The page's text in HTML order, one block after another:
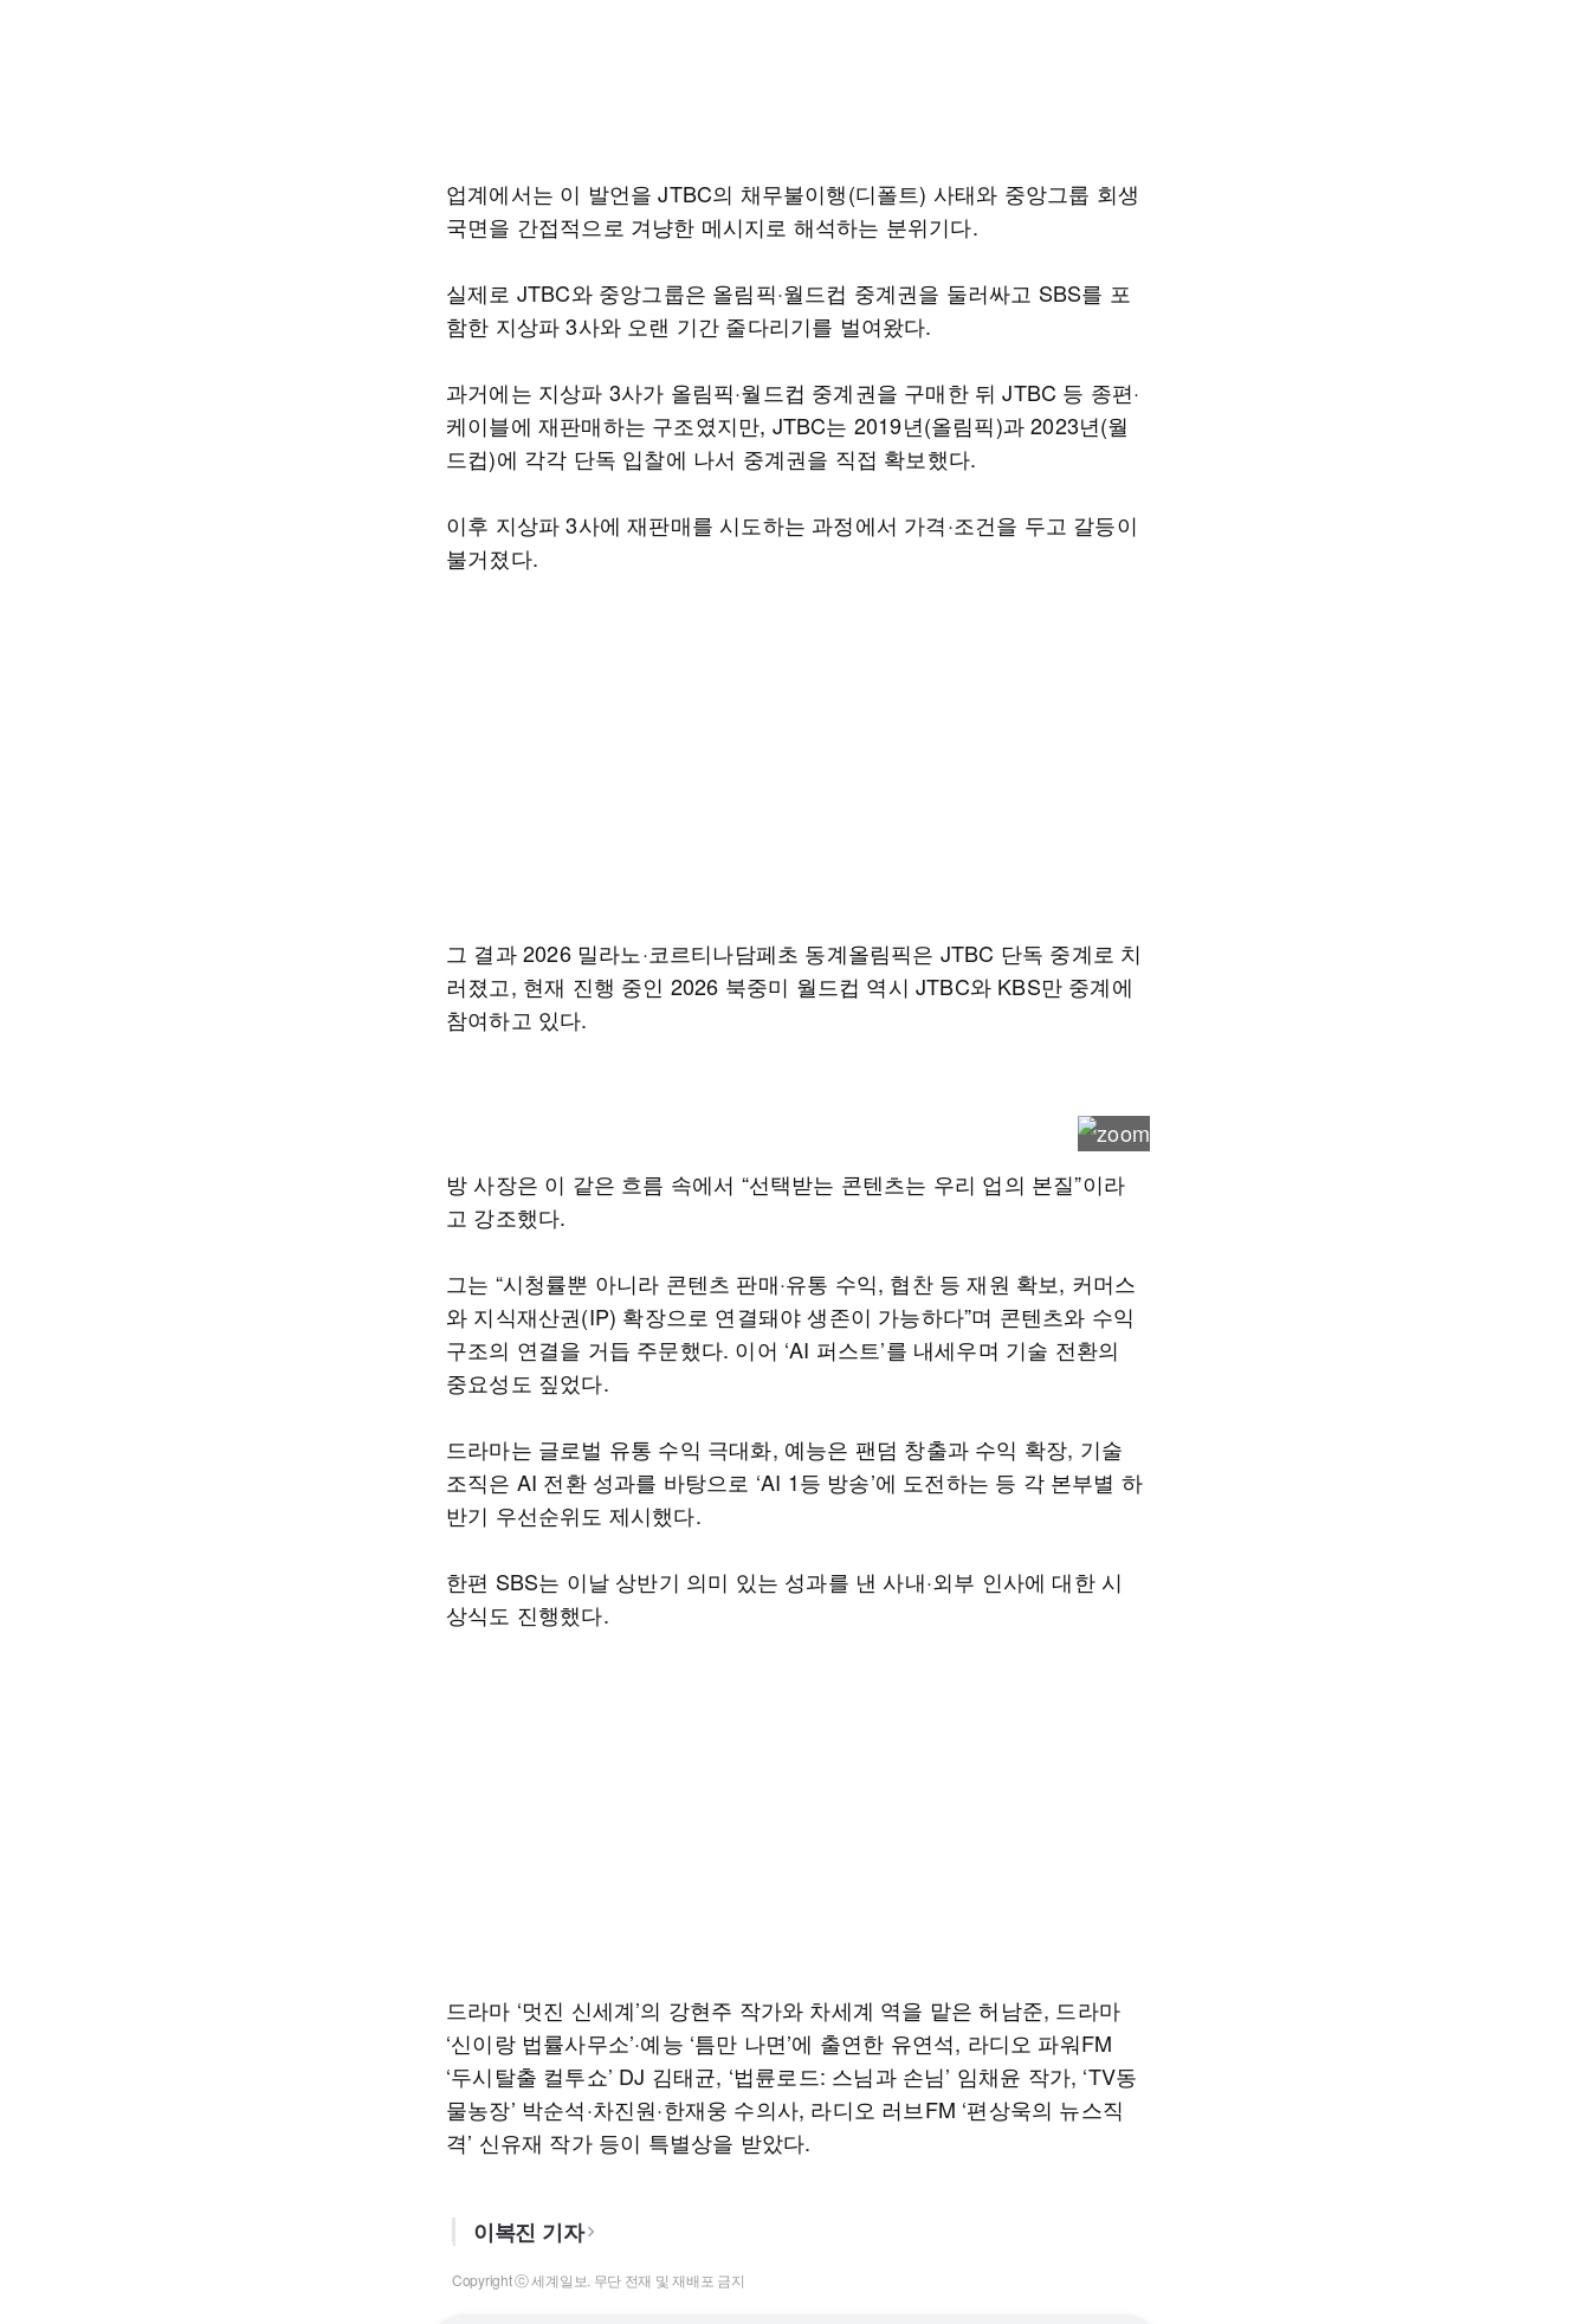
업계에서는 이 발언을 JTBC의 채무불이행(디폴트) 사태와 중앙그룹 회생
국면을 간접적으로 겨냥한 메시지로 해석하는 분위기다.
실제로 JTBC와 중앙그룹은 올림픽·월드컵 중계권을 둘러싸고 SBS를 포
함한 지상파 3사와 오랜 기간 줄다리기를 벌여왔다.
과거에는 지상파 3사가 올림픽·월드컵 중계권을 구매한 뒤 JTBC 등 종편·
케이블에 재판매하는 구조였지만, JTBC는 2019년(올림픽)과 2023년(월
드컵)에 각각 단독 입찰에 나서 중계권을 직접 확보했다.
이후 지상파 3사에 재판매를 시도하는 과정에서 가격·조건을 두고 갈등이
불거졌다.
그 결과 2026 밀라노·코르티나담페초 동계올림픽은 JTBC 단독 중계로 치
러졌고, 현재 진행 중인 2026 북중미 월드컵 역시 JTBC와 KBS만 중계에
참여하고 있다.
방 사장은 이 같은 흐름 속에서 “선택받는 콘텐츠는 우리 업의 본질”이라
고 강조했다.
그는 “시청률뿐 아니라 콘텐츠 판매·유통 수익, 협찬 등 재원 확보, 커머스
와 지식재산권(IP) 확장으로 연결돼야 생존이 가능하다”며 콘텐츠와 수익
구조의 연결을 거듭 주문했다. 이어 ‘AI 퍼스트’를 내세우며 기술 전환의
중요성도 짚었다.
드라마는 글로벌 유통 수익 극대화, 예능은 팬덤 창출과 수익 확장, 기술
조직은 AI 전환 성과를 바탕으로 ‘AI 1등 방송’에 도전하는 등 각 본부별 하
반기 우선순위도 제시했다.
한편 SBS는 이날 상반기 의미 있는 성과를 낸 사내·외부 인사에 대한 시
상식도 진행했다.
드라마 ‘멋진 신세계’의 강현주 작가와 차세계 역을 맡은 허남준, 드라마
‘신이랑 법률사무소’·예능 ‘틈만 나면’에 출연한 유연석, 라디오 파워FM
‘두시탈출 컬투쇼’ DJ 김태균, ‘법륜로드: 스님과 손님’ 임채윤 작가, ‘TV동
물농장’ 박순석·차진원·한재웅 수의사, 라디오 러브FM ‘편상욱의 뉴스직
격’ 신유재 작가 등이 특별상을 받았다.
이복진 기자
Copyright ⓒ 세계일보. 무단 전재 및 재배포 금지